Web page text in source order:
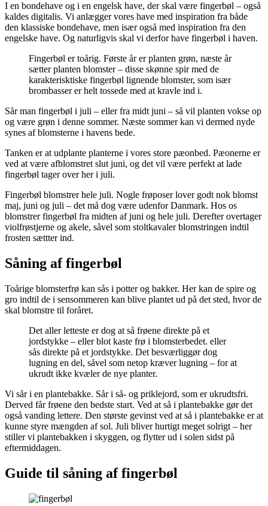
I en bondehave og i en engelsk have, der skal være fingerbøl – også
kaldes digitalis. Vi anlægger vores have med inspiration fra både
den klassiske bondehave, men især også med inspiration fra den
engelske have. Og naturligvis skal vi derfor have fingerbøl i haven.
Fingerbøl er toårig. Første år er planten grøn, næste år
sætter planten blomster – disse skønne spir med de
karakterisktiske fingerbøl lignende blomster, som især
brombasser er helt tossede med at kravle ind i.
Sår man fingerbøl i juli – eller fra midt juni – så vil planten vokse op
og være grøn i denne sommer. Næste sommer kan vi dermed nyde
synes af blomsterne i havens bede.
Tanken er at udplante planterne i vores store pæonbed. Pæonerne er
ved at være afblomstret slut juni, og det vil være perfekt at lade
fingerbøl tager over her i juli.
Fingerbøl blomstrer hele juli. Nogle frøposer lover godt nok blomst
maj, juni og juli – det må dog være udenfor Danmark. Hos os
blomstrer fingerbøl fra midten af juni og hele juli. Derefter overtager
violfrøstjerne og akele, såvel som stoltkavaler blomstringen indtil
frosten sættter ind.
Såning af fingerbøl
Toårige blomsterfrø kan sås i potter og bakker. Her kan de spire og
gro indtil de i sensommeren kan blive plantet ud på det sted, hvor de
skal blomstre til foråret.
Det aller letteste er dog at så frøene direkte på et
jordstykke – eller blot kaste frø i blomsterbedet. eller
sås direkte på et jordstykke. Det besværliggør dog
lugning en del, såvel som netop kræver lugning – for at
ukrudt ikke kvæler de nye planter.
Vi sår i en plantebakke. Sår i så- og priklejord, som er ukrudtsfri.
Derved får frøene den bedste start. Ved at så i plantebakke gør det
også vanding lettere. Den største gevinst ved at så i plantebakke er at
kunne styre mængden af sol. Juli bliver hurtigt meget solrigt – her
stiller vi plantebakken i skyggen, og flytter ud i solen sidst på
eftermiddagen.
Guide til såning af fingerbøl